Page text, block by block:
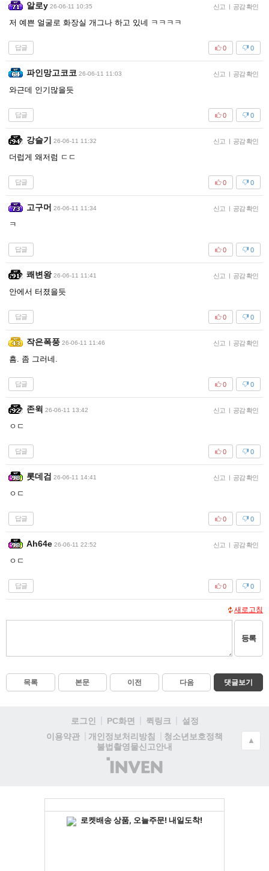
알로y 26-06-11 10:35 신고 | 공감 확인
저 예쁜 얼굴로 화장실 개그나 하고 있네 ㅋㅋㅋㅋ
답글 0
0
파인망고코코 26-06-11 11:03 신고 | 공감 확인
와근데 인기많을듯
답글 0
0
강슬기 26-06-11 11:32 신고 | 공감 확인
더럽게 왜저럼 ㄷㄷ
답글 0
0
고구머 26-06-11 11:34 신고 | 공감 확인
ㅋ
답글 0
0
쾌변왕 26-06-11 11:41 신고 | 공감 확인
안에서 터졌을듯
답글 0
0
작은폭풍 26-06-11 11:46 신고 | 공감 확인
흠. 좀 그러네.
답글 0
0
존윅 26-06-11 13:42 신고 | 공감 확인
ㅇㄷ
답글 0
0
롯데검 26-06-11 14:41 신고 | 공감 확인
ㅇㄷ
답글 0
0
Ah64e 26-06-11 22:52 신고 | 공감 확인
ㅇㄷ
답글 0
0
새로고침
등록
목록 본문 이전 다음 댓글보기
로그인 PC화면 퀵링크
설정
이용약관
개인정보처리방침
청소년보호정책
불법촬영물신고안내
(주)
인
▲